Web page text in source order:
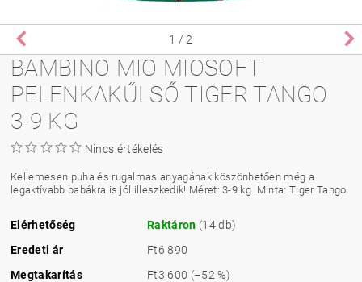
1 / 2
BAMBINO MIO MIOSOFT
PELENKAKŰLSŐ TIGER TANGO
3-9 KG
Nincs értékelés
Kellemesen puha és rugalmas anyagának köszönhetően még a
legaktívabb babákra is jól illeszkedik! Méret: 3-9 kg. Minta: Tiger Tango
Elérhetőség Raktáron (14 db)
Eredeti ár
Ft6 890
Megtakarítás
Ft3 600 (–52 %)